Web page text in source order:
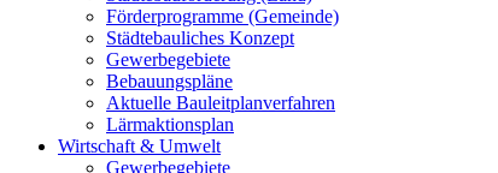
Förderprogramme (Gemeinde)
Städtebauliches Konzept
Gewerbegebiete
Bebauungspläne
Aktuelle Bauleitplanverfahren
Lärmaktionsplan
Wirtschaft & Umwelt
Gewerbegebiete